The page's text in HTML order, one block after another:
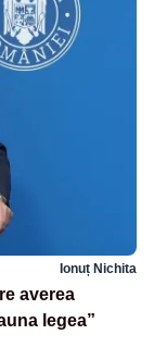
Ionuț Nichita
averea
legea”